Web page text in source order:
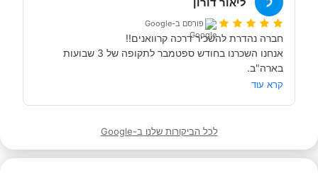
פורסם ב-Google
קרא עוד
לכל הביקורות שלנו ב-Google